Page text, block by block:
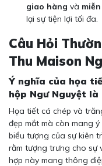
giao hàng và
lại sự tiện lợi tối đa.
Câu Hỏi
Thu Maison
Ý nghĩa của họa
hộp Ngư Nguyệt là
Họa tiết cá chép và
đẹp mắt mà còn mang
biểu tượng của sự kiên
rằm tượng trưng cho sự
hợp này mang thông